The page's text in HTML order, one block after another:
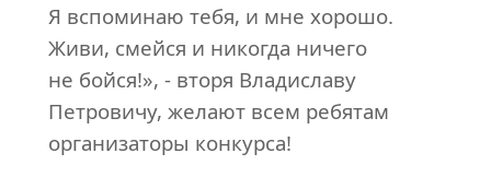
Я вспоминаю тебя, и мне хорошо.
Живи, смейся и никогда ничего
не бойся!», - вторя Владиславу
Петровичу, желают всем ребятам
организаторы конкурса!